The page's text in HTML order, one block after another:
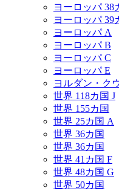
ヨーロッパ 38
ヨーロッパ 39
ヨーロッパ A
ヨーロッパ B
ヨーロッパ C
ヨーロッパ E
ヨルダン・ク
世界 118カ国 J
世界 155カ国
世界 25カ国 A
世界 36カ国
世界 36カ国
世界 41カ国 F
世界 48カ国 G
世界 50カ国